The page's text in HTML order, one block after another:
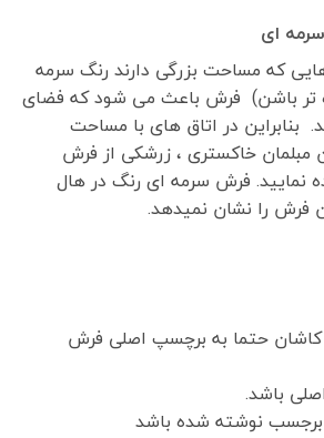
ای
که مساحت بزرگی دارند رنگ سرمه
تر باشن) فرش باعث می شود که فضای
بنابراین در اتاق های با مساحت
مبلمان خاکستری ، زرشکی از فرش
نمایید. فرش سرمه ای رنگ در هال
فرش را نشان نمیدهد.
حتما به برچسپ اصلی فرش
باشد.
نوشته شده باشد